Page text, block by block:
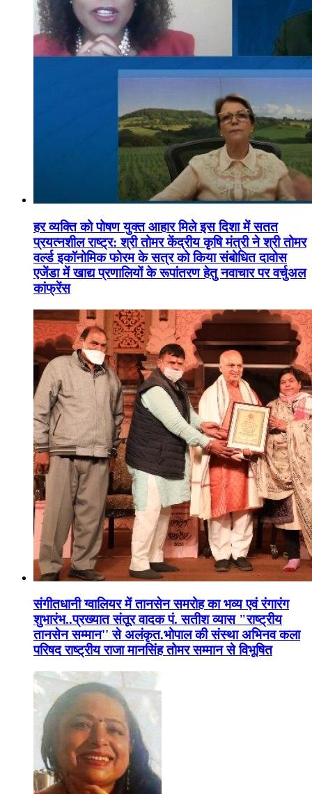
हर व्यक्ति को पोषण युक्त आहार मिले इस दिशा में सतत
प्रयत्नशील राष्ट्र: श्री तोमर केंद्रीय कृषि मंत्री ने श्री तोमर
वर्ल्ड इकॉनोमिक फोरम के सत्र को किया संबोधित दावोस
एजेंडा में खाद्य प्रणालियों के रूपांतरण हेतु नवाचार पर वर्चुअल
कांफ्रेंस
संगीतधानी ग्वालियर में तानसेन समरोह का भव्य एवं रंगारंग
शुभारंभ..प्रख्यात संतूर वादक पं. सतीश व्यास "राष्ट्रीय
तानसेन सम्मान'' से अलंकृत.भोपाल की संस्था अभिनव कला
परिषद राष्ट्रीय राजा मानसिंह तोमर सम्मान से विभूषित